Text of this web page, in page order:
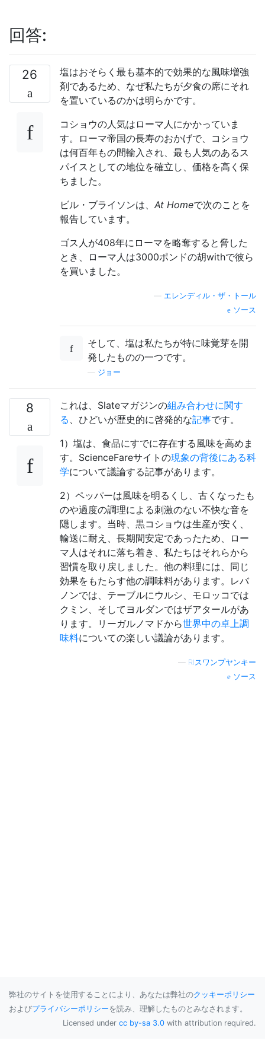
回答:
26
塩はおそらく最も基本的で効果的な風味増強
剤であるため、なぜ私たちが夕食の席にそれ
を置いているのかは明らかです。
コショウの人気はローマ人にかかっていま
す。ローマ帝国の長寿のおかげで、コショウ
は何百年もの間輸入され、最も人気のあるス
パイスとしての地位を確立し、価格を高く保
ちました。
ビル・ブライソンは、 At Homeで次のことを
報告しています。
ゴス人が408年にローマを略奪すると脅した
とき、ローマ人は3000ポンドの胡withで彼ら
を買いました。
エレンディル・ザ・トール
ソース
そして、塩は私たちが特に味覚芽を開
発したものの一つです。
ジョー
8 これは、Slateマガジンの組み合わせに関す
る 、ひどいが歴史的に啓発的な記事です。
1）塩は、食品にすでに存在する風味を高めま
す。ScienceFareサイトの現象の背後にある科
学について議論する記事があります。
2）ペッパーは風味を明るくし、古くなったも
のや過度の調理による刺激のない不快な音を
隠します。当時、黒コショウは生産が安く、
輸送に耐え、長期間安定であったため、ロー
マ人はそれに落ち着き、私たちはそれらから
習慣を取り戻しました。他の料理には、同じ
効果をもたらす他の調味料があります。レバ
ノンでは、テーブルにウルシ、モロッコでは
クミン、そしてヨルダンではザアタールがあ
ります。リーガルノマドから世界中の卓上調
味料についての楽しい議論があります。
— RIスワンプヤンキー
ソース
弊社のサイトを使用することにより、あなたは弊社のクッキーポリシー
およびプライバシーポリシーを読み、理解したものとみなされます。
Licensed under cc by-sa 3.0 with attribution required.